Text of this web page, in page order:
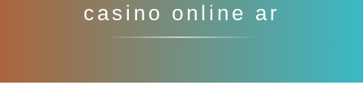
casino online ar